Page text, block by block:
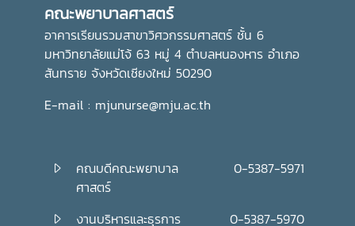
คณะพยาบาลศาสตร์
อาคารเรียนรวมสาขาวิศวกรรมศาสตร์ ชั้น 6
มหาวิทยาลัยแม่โจ้ 63 หมู่ 4 ตำบลหนองหาร อำเภอ
สันทราย จังหวัดเชียงใหม่ 50290
E-mail : mjunurse@mju.ac.th
คณบดีคณะพยาบาล
ศาสตร์
0-5387-5971
งานบริหารและธุรการ 0-5387-5970